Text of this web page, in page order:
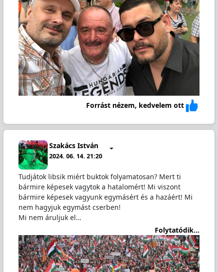
Forrást nézem, kedvelem ott
Szakács István
2024. 06. 14. 21:20
Tudjátok libsik miért buktok folyamatosan? Mert ti
bármire képesek vagytok a hatalomért! Mi viszont
bármire képesek vagyunk egymásért és a hazáért! Mi
nem hagyjuk egymást cserben!
Mi nem áruljuk el…
Folytatódik...